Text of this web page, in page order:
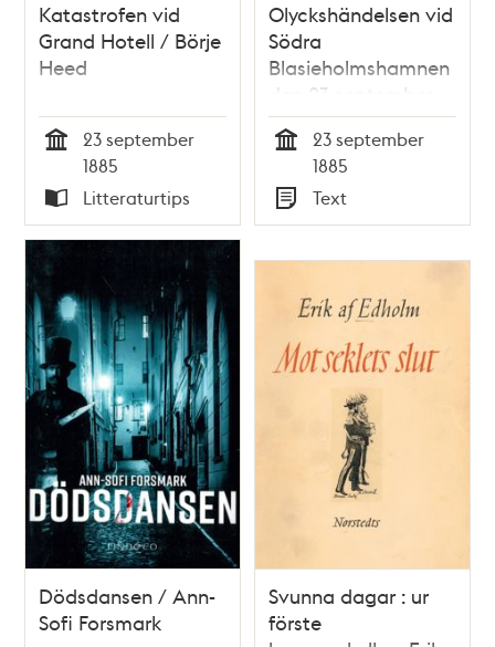
Katastrofen vid
Grand Hotell / Börje
Heed
23 september
1885
Typ
Litteraturtips
Olyckshändelsen vid
Södra
Blasieholmshamnen
den 23 september
1885 :
polismästarens
[Semmy Rubenson]
förklaring till Kungl.
Svea Hofrätt
23 september
1885
Typ
Text
Dödsdansen / Ann-
Sofi Forsmark
Svunna dagar : ur
förste